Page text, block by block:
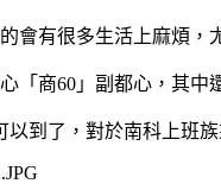
會有很多生活上麻煩，
「商60」副都心，其中
到了，對於南科上班族